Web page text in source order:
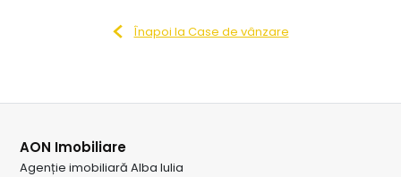
Înapoi la Case de vânzare
AON Imobiliare
Agenție imobiliară Alba Iulia